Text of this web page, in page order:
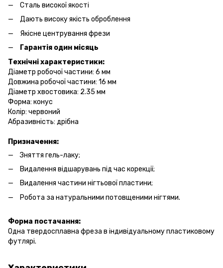
Сталь високої якості
Дають високу якість оброблення
Якісне центрування фрези
Гарантія один місяць
Технічні характеристики:
Діаметр робочої частини: 6 мм
Довжина робочої частини: 16 мм
Діаметр хвостовика: 2.35 мм
Форма: конус
Колір: червоний
Абразивність: дрібна
Призначення:
Зняття гель-лаку;
Видалення відшарувань під час корекції;
Видалення частини нігтьової пластини;
Робота за натуральними потовщеними нігтями.
Форма постачання:
Одна твердосплавна фреза в індивідуальному пластиковому
футлярі.